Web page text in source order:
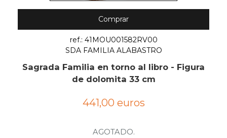
Comprar
ref.: 41MOU001582RV00
SDA FAMILIA ALABASTRO
Sagrada Familia en torno al libro - Figura
de dolomita 33 cm
441,00 euros
AGOTADO.